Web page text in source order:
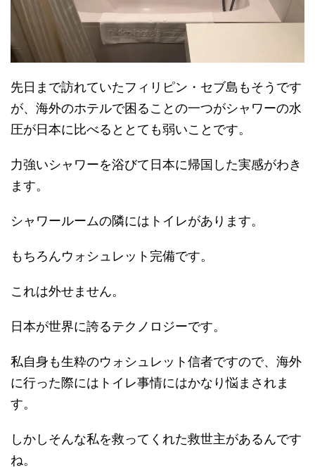
先日まで訪れていたフィリピン・セブ島もそうです
が、海外のホテルで困ることの一つがシャワーの水
圧が日本に比べるととても弱いことです。
力強いシャワーを浴びて日本に帰国した実感がわき
ます。
シャワールームの隣にはトイレがあります。
もちろんウォシュレット完備です。
これは外せません。
日本が世界に誇るテクノロジーです。
私自身も生粋のウォシュレット信者ですので、海外
に行った際にはトイレ事情にはかなり悩まされま
す。
しかしそんな私を救ってくれた救世主があるんです
ね。